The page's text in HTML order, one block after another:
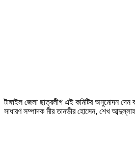
টাঙ্গাইল জেলা ছাত্রলীগ এই কমিটির অনুমোদন
সাধারণ সম্পাদক মীর তানভীর হোসেন, শেখ